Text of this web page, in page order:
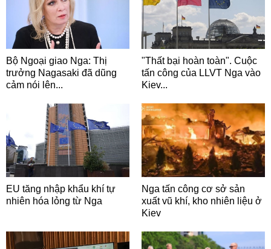
Bộ Ngoại giao Nga: Thị
trưởng Nagasaki đã dũng
cảm nói lên...
"Thất bại hoàn toàn". Cuộc
tấn công của LLVT Nga vào
Kiev...
EU tăng nhập khẩu khí tự
nhiên hóa lỏng từ Nga
Nga tấn công cơ sở sản
xuất vũ khí, kho nhiên liệu ở
Kiev